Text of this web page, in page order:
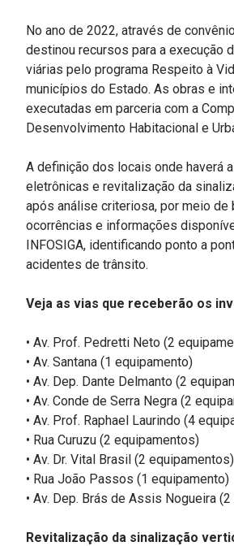
No ano de 2022, através de
destinou recursos para a execução
viárias pelo programa Respeito à
municípios do Estado. As obras e
executadas em parceria com a
Desenvolvimento Habitacional e
A definição dos locais onde haverá
eletrônicas e revitalização da
após análise criteriosa, por meio de
ocorrências e informações
INFOSIGA, identificando ponto a
acidentes de trânsito.
Veja as vias que receberão os
• Av. Prof. Pedretti Neto (2
• Av. Santana (1 equipamento)
• Av. Dep. Dante Delmanto (2
• Av. Conde de Serra Negra (2
• Av. Prof. Raphael Laurindo (4
• Rua Curuzu (2 equipamentos)
• Av. Dr. Vital Brasil (2 equipamentos)
• Rua João Passos (1 equipamento)
• Av. Dep. Brás de Assis Nogueira
Revitalização da sinalização